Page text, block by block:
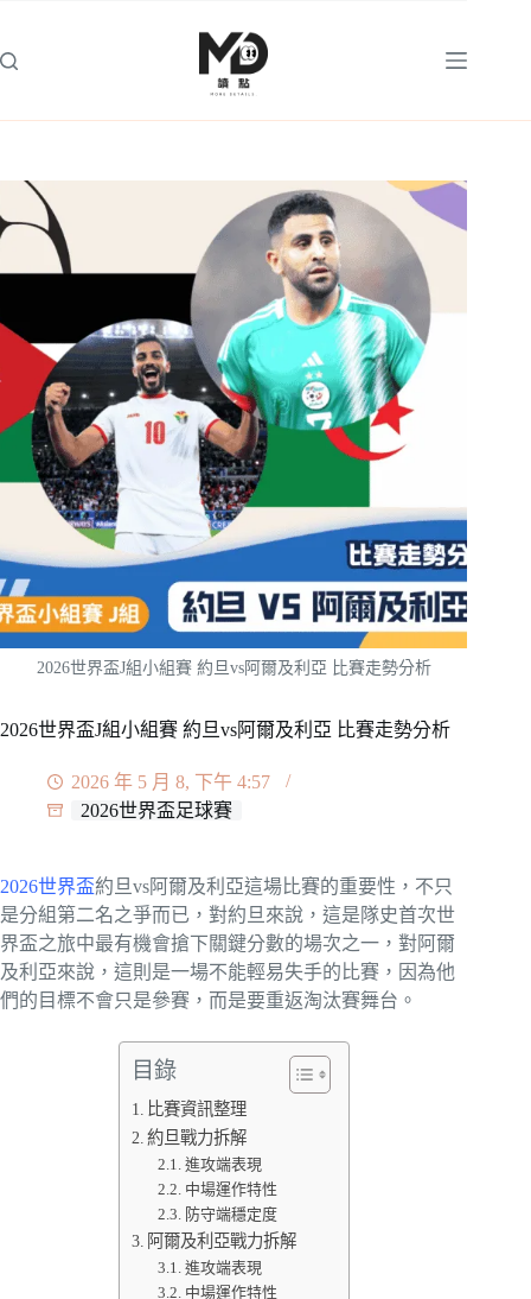
主
2026世界盃J組小組賽 約旦vs阿爾及利亞 比賽走勢分析
2026世界盃J組小組賽 約旦vs阿爾及利亞 比賽走勢分析
2026 年 5 月 8, 下午 4:57
2026世界盃足球賽
2026世界盃約旦vs阿爾及利亞這場比賽的重要性，不只
是分組第二名之爭而已，對約旦來說，這是隊史首次世
界盃之旅中最有機會搶下關鍵分數的場次之一，對阿爾
及利亞來說，這則是一場不能輕易失手的比賽，因為他
們的目標不會只是參賽，而是要重返淘汰賽舞台。
目錄
比賽資訊整理
約旦戰力拆解
進攻端表現
中場運作特性
防守端穩定度
阿爾及利亞戰力拆解
進攻端表現
中場運作特性